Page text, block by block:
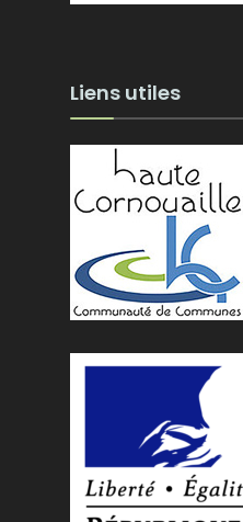
Liens utiles